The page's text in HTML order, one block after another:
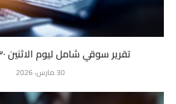
تقرير سوقي شامل ليوم الاثنين ٣٠ مارس ٢٠٢٦
30 مارس، 2026